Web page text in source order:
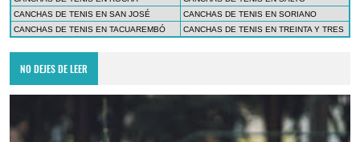
CANCHAS DE TENIS EN SAN JOSÉ
CANCHAS DE TENIS EN SORIANO
CANCHAS DE TENIS EN TACUAREMBÓ
CANCHAS DE TENIS EN TREINTA Y TRES
NO DEJES DE LEER